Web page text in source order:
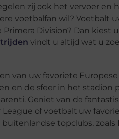
zij ook het vervoer en
voetbalfan wil? Voetbalt
Division? Dan kiest
vindt u altijd wat u
van uw favoriete Europese
en de sfeer in het stadion
Geniet van de
of voetbalt uw
topclubs, zoals